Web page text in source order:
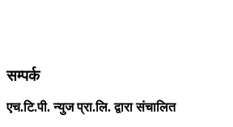
सम्पर्क
एच.टि.पी. न्युज प्रा.लि. द्वारा संचालित